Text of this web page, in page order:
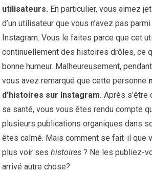
utilisateurs. En particulier, vous aimez
d’un utilisateur que vous n’avez pas
Instagram. Vous le faites parce que cet
continuellement des histoires drôles, ce
bonne humeur. Malheureusement,
vous avez remarqué que cette personne
d’histoires sur Instagram.Après s’être
sa santé, vous vous êtes rendu compte
plusieurs publications organiques dans
êtes calmé. Mais comment se fait-il que
plus voir seshistoires ? Ne les publiez-
arrivé autre chose?